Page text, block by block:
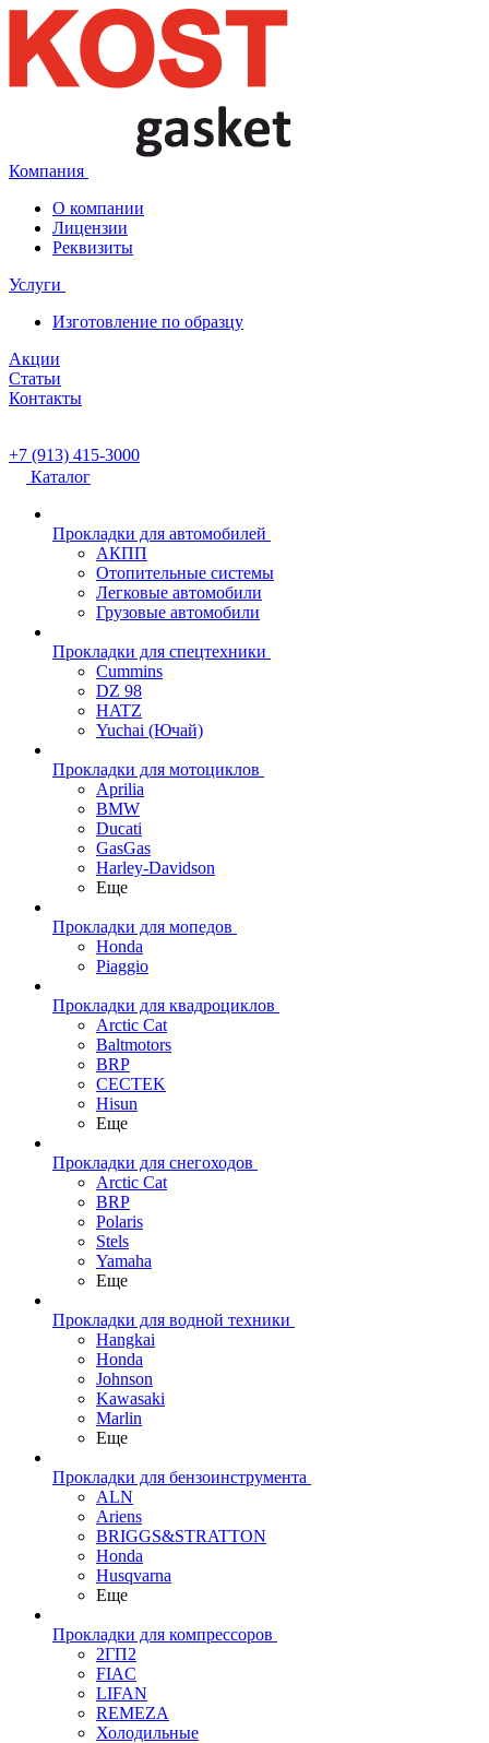
Компания
О компании
Лицензии
Реквизиты
Услуги
Изготовление по образцу
Акции
Статьи
Контакты
+7 (913) 415-3000
Каталог
Прокладки для автомобилей
АКПП
Отопительные системы
Легковые автомобили
Грузовые автомобили
Прокладки для спецтехники
Cummins
DZ 98
HATZ
Yuchai (Ючай)
Прокладки для мотоциклов
Aprilia
BMW
Ducati
GasGas
Harley-Davidson
Еще
Прокладки для мопедов
Honda
Piaggio
Прокладки для квадроциклов
Arctic Cat
Baltmotors
BRP
CECTEK
Hisun
Еще
Прокладки для снегоходов
Arctic Cat
BRP
Polaris
Stels
Yamaha
Еще
Прокладки для водной техники
Hangkai
Honda
Johnson
Kawasaki
Marlin
Еще
Прокладки для бензоинструмента
ALN
Ariens
BRIGGS&STRATTON
Honda
Husqvarna
Еще
Прокладки для компрессоров
2ГП2
FIAC
LIFAN
REMEZA
Холодильные